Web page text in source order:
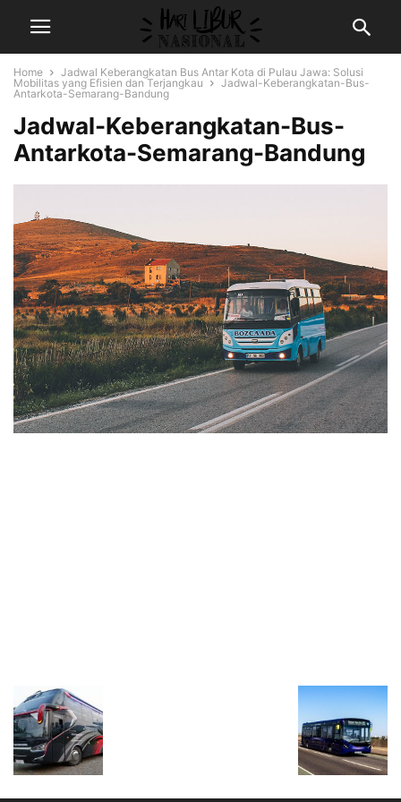
Home
Jadwal Keberangkatan Bus Antar Kota di Pulau Jawa: Solusi
Mobilitas yang Efisien dan Terjangkau
Jadwal-Keberangkatan-Bus-
Antarkota-Semarang-Bandung
Jadwal-Keberangkatan-Bus-
Antarkota-Semarang-Bandung